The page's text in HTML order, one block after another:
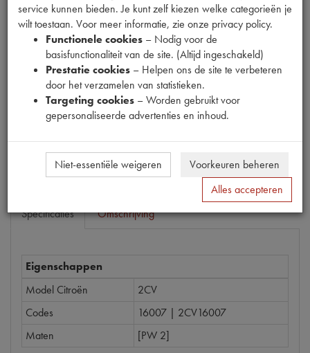
Productnummer
1540504
Prijs
05 (€0,87excl. btw)
Bestel
Specificaties Omschrijving
Eigenschappen
Model Citroën
2CV
Codes
16007 | 2CV16007
Maten
[PW 2]
service kunnen bieden. Je kunt zelf kiezen welke categorieën je
wilt toestaan. Voor meer informatie, zie onze privacy policy.
Functionele cookies – Nodig voor de
basisfunctionaliteit van de site. (Altijd ingeschakeld)
Prestatie cookies – Helpen ons de site te verbeteren
door het verzamelen van statistieken.
Targeting cookies – Worden gebruikt voor
gepersonaliseerde advertenties en inhoud.
Niet-essentiële weigeren
Voorkeuren beheren
Alles accepteren